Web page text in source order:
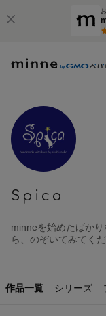
Spica
minneを始めたばか
ら、のぞいてみてくだ
作品一覧 シリーズ